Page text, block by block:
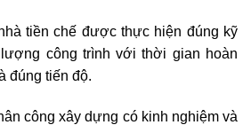
tiền chế được thực hiện đúng kỹ
công trình với thời gian hoàn
đúng tiến độ.
công xây dựng có kinh nghiệm và